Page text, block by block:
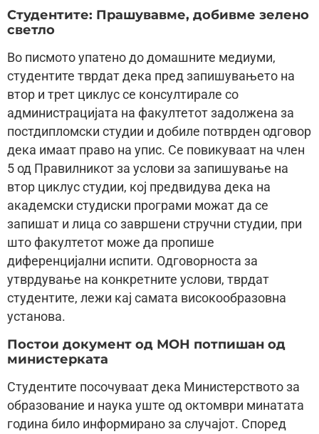
Студентите: Прашувавме, добивме зелено
светло
Во писмото упатено до домашните медиуми,
студентите тврдат дека пред запишувањето на
втор и трет циклус се консултирале со
администрацијата на факултетот задолжена за
постдипломски студии и добиле потврден одговор
дека имаат право на упис. Се повикуваат на член
5 од Правилникот за услови за запишување на
втор циклус студии, кој предвидува дека на
академски студиски програми можат да се
запишат и лица со завршени стручни студии, при
што факултетот може да пропише
диференцијални испити. Одговорноста за
утврдување на конкретните услови, тврдат
студентите, лежи кај самата високообразовна
установа.
Постои документ од МОН потпишан од
министерката
Студентите посочуваат дека Министерството за
образование и наука уште од октомври минатата
година било информирано за случајот. Според